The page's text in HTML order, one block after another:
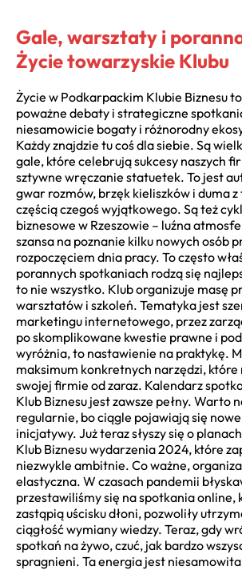
Gale, warsztaty i
Życie towarzyskie Klubu
Życie w Podkarpackim Klubie Biznesu
poważne debaty i strategiczne
niesamowicie bogaty i różnorodny
Każdy znajdzie tu coś dla siebie. Są
gale, które celebrują sukcesy naszych
sztywne wręczanie statuetek. To jest
gwar rozmów, brzęk kieliszków i duma
częścią czegoś wyjątkowego. Są też
biznesowe w Rzeszowie – luźna
szansa na poznanie kilku nowych osób
rozpoczęciem dnia pracy. To często
porannych spotkaniach rodzą się
to nie wszystko. Klub organizuje masę
warsztatów i szkoleń. Tematyka jest
marketingu internetowego, przez
po skomplikowane kwestie prawne i
wyróżnia, to nastawienie na praktykę.
maksimum konkretnych narzędzi, które
swojej firmie od zaraz. Kalendarz
Klub Biznesu jest zawsze pełny. Warto
regularnie, bo ciągle pojawiają się
inicjatywy. Już teraz słyszy się o
Klub Biznesu wydarzenia 2024, które
niezwykle ambitnie. Co ważne,
elastyczna. W czasach pandemii
przestawiliśmy się na spotkania online,
zastąpią uścisku dłoni, pozwoliły
ciągłość wymiany wiedzy. Teraz, gdy
spotkań na żywo, czuć, jak bardzo
spragnieni. Ta energia jest